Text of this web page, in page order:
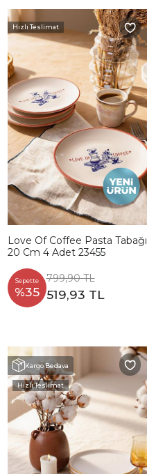
Hızlı Teslimat
Love Of Coffee Pasta Tabağı
20 Cm 4 Adet 23455
Sepette
%35
799,90 TL
519,93 TL
Kargo Bedava
Hızlı Teslimat